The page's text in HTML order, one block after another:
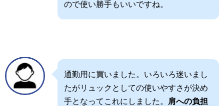
ので使い勝手もいいですね。
通勤用に買いました。いろいろ迷いまし
たがリュックとしての使いやすさが決め
手となってこれにしました。
肩への負担